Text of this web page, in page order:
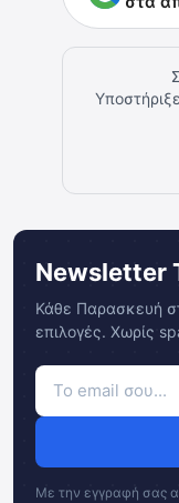
Newsletter
Κάθε Παρασκευή
επιλογές. Χωρίς
Με την εγγραφή σας